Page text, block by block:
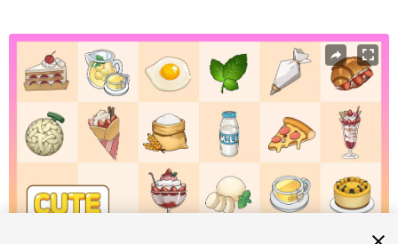
현재 슬라이드: 1 / 5